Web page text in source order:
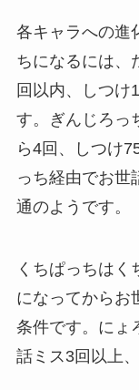
各キャラへの進
ちになるには、
回以内、しつけ
す。ぎんじろっ
ら4回、しつけ
っち経由でお世
通のようです。
くちぱっちはく
になってからお
条件です。にょ
話ミス3回以上